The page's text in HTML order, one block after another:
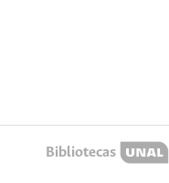
Bibliotecas